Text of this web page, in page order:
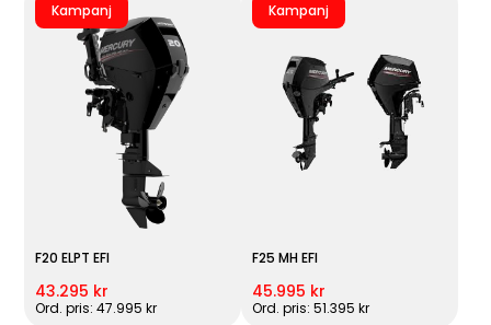
Kampanj
F20 ELPT EFI
43.295 kr
Ord. pris: 47.995 kr
Kampanj
F25 MH EFI
45.995 kr
Ord. pris: 51.395 kr